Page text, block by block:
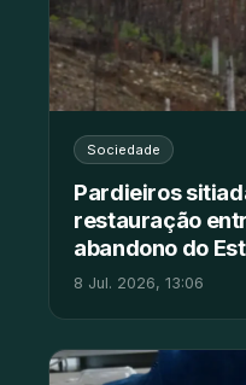
Sociedade
Pardieiros
restauração
abandono do
8 Jul. 2026, 13:06